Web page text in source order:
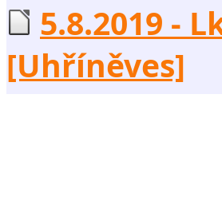
5.8.2019 -
[Uhříněves]